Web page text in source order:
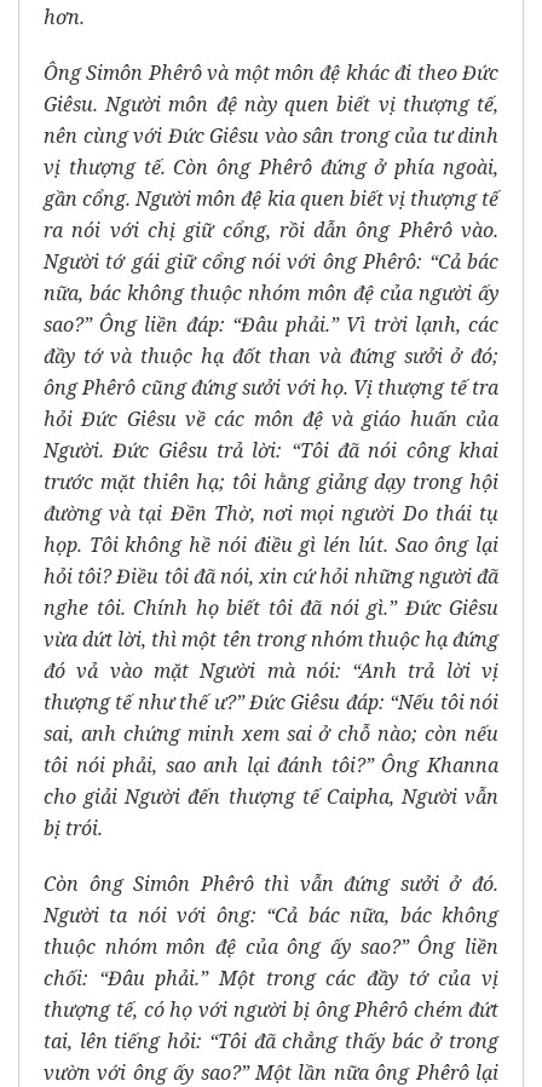
hơn.
Ông Simôn Phêrô và một môn đệ khác đi theo Đức
Giêsu. Người môn đệ này quen biết vị thượng tế,
nên cùng với Đức Giêsu vào sân trong của tư dinh
vị thượng tế. Còn ông Phêrô đứng ở phía ngoài,
gần cổng. Người môn đệ kia quen biết vị thượng tế
ra nói với chị giữ cổng, rồi dẫn ông Phêrô vào.
Người tớ gái giữ cổng nói với ông Phêrô: “Cả bác
nữa, bác không thuộc nhóm môn đệ của người ấy
sao?” Ông liền đáp: “Đâu phải.” Vì trời lạnh, các
đầy tớ và thuộc hạ đốt than và đứng sưởi ở đó;
ông Phêrô cũng đứng sưởi với họ. Vị thượng tế tra
hỏi Đức Giêsu về các môn đệ và giáo huấn của
Người. Đức Giêsu trả lời: “Tôi đã nói công khai
trước mặt thiên hạ; tôi hằng giảng dạy trong hội
đường và tại Đền Thờ, nơi mọi người Do thái tụ
họp. Tôi không hề nói điều gì lén lút. Sao ông lại
hỏi tôi? Điều tôi đã nói, xin cứ hỏi những người đã
nghe tôi. Chính họ biết tôi đã nói gì.” Đức Giêsu
vừa dứt lời, thì một tên trong nhóm thuộc hạ đứng
đó vả vào mặt Người mà nói: “Anh trả lời vị
thượng tế như thế ư?” Đức Giêsu đáp: “Nếu tôi nói
sai, anh chứng minh xem sai ở chỗ nào; còn nếu
tôi nói phải, sao anh lại đánh tôi?” Ông Khanna
cho giải Người đến thượng tế Caipha, Người vẫn
bị trói.
Còn ông Simôn Phêrô thì vẫn đứng sưởi ở đó.
Người ta nói với ông: “Cả bác nữa, bác không
thuộc nhóm môn đệ của ông ấy sao?” Ông liền
chối: “Đâu phải.” Một trong các đầy tớ của vị
thượng tế, có họ với người bị ông Phêrô chém đứt
tai, lên tiếng hỏi: “Tôi đã chẳng thấy bác ở trong
vườn với ông ấy sao?” Một lần nữa ông Phêrô lại